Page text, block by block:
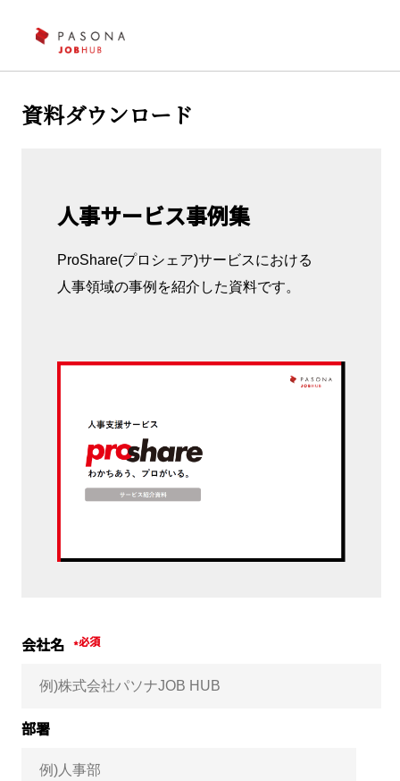
資料ダウンロード
人事サービス事例集
ProShare(プロシェア)サービスにおける
人事領域の事例を紹介した資料です。
会社名 *
部署